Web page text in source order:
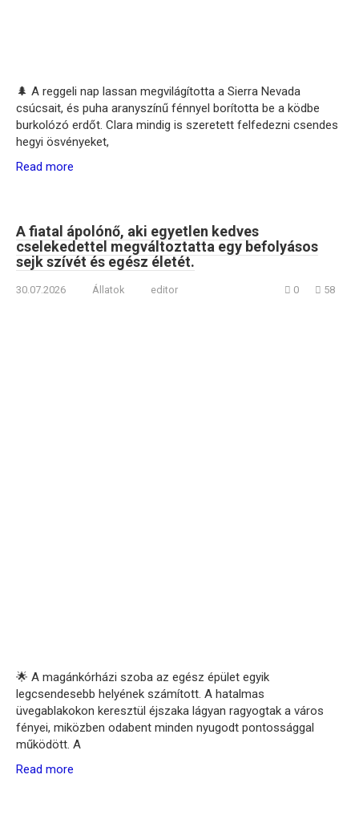
🌲 A reggeli nap lassan megvilágította a Sierra Nevada
csúcsait, és puha aranyszínű fénnyel borította be a ködbe
burkolózó erdőt. Clara mindig is szeretett felfedezni csendes
hegyi ösvényeket,
Read more
A fiatal ápolónő, aki egyetlen kedves
cselekedettel megváltoztatta egy befolyásos
sejk szívét és egész életét.
30.07.2026 Állatok editor 0 58
🌟 A magánkórházi szoba az egész épület egyik
legcsendesebb helyének számított. A hatalmas
üvegablakokon keresztül éjszaka lágyan ragyogtak a város
fényei, miközben odabent minden nyugodt pontossággal
működött. A
Read more